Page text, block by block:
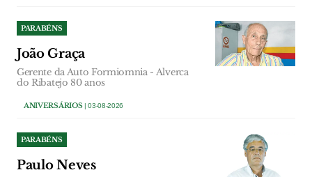
PARABÉNS
João Graça
Gerente da Auto Formiomnia - Alverca
do Ribatejo 80 anos
ANIVERSÁRIOS| 03-08-2026
PARABÉNS
Paulo Neves